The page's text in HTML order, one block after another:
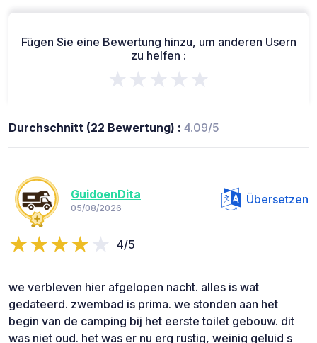
Fügen Sie eine Bewertung hinzu, um anderen Usern
zu helfen :
★★★★★
Durchschnitt (22 Bewertung) : 4.09/5
GuidoenDita
05/08/2026
Übersetzen
4/5
we verbleven hier afgelopen nacht. alles is wat
gedateerd. zwembad is prima. we stonden aan het
begin van de camping bij het eerste toilet gebouw. dit
was niet oud. het was er nu erg rustig, weinig geluid s